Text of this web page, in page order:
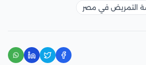
التمريض في مصر